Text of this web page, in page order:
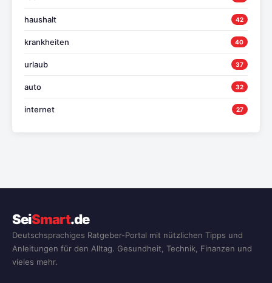
haushalt 42
krankheiten 40
urlaub 37
auto 32
internet 27
SeiSmart.de
Deutschsprachiges Ratgeber-Portal mit nützlichen Tipps und
Anleitungen für den Alltag. Gesundheit, Technik, Finanzen und
vieles mehr.